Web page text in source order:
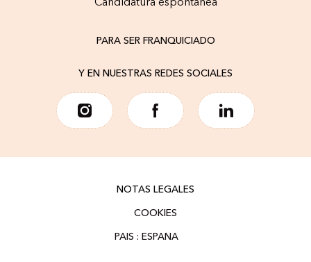
Candidatura espontánea
PARA SER FRANQUICIADO
Y EN NUESTRAS REDES SOCIALES
NOTAS LEGALES
COOKIES